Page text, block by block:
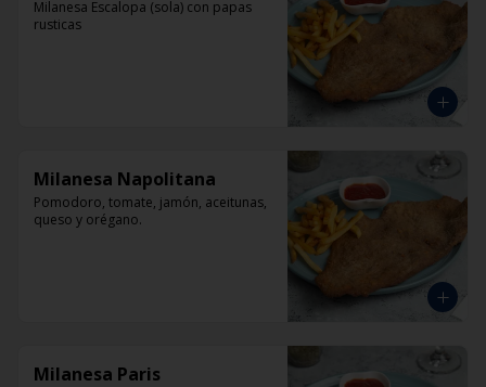
Milanesa Escalopa (sola) con papas
rusticas
Milanesa Napolitana
Pomodoro, tomate, jamón, aceitunas,
queso y orégano.
Milanesa Paris